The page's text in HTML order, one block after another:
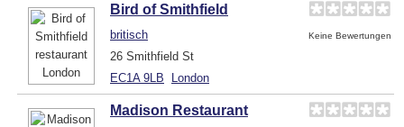
Bird of Smithfield
britisch Keine Bewertungen
26 Smithfield St
EC1A 9LB
London
Madison Restaurant